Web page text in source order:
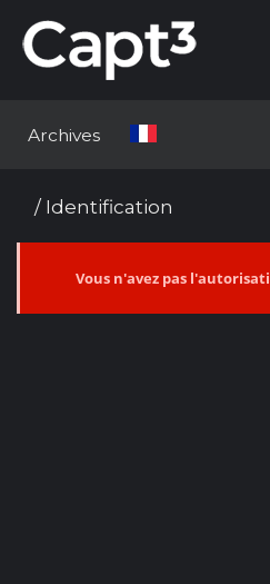
Archives
/ Identification
Vous n'avez pas